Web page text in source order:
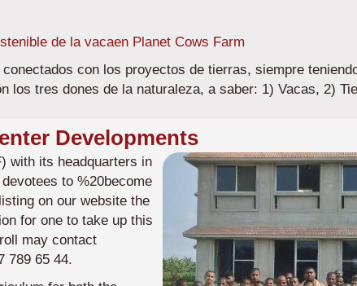
de la vacaen Planet Cows Farm
con los proyectos de tierras, siempre
los tres dones de la naturaleza, a saber: 1) Vacas, 2)
Developments
Imagen
with its headquarters in
to %20become
on our website the
for one to take up this
may contact
789 65 44.